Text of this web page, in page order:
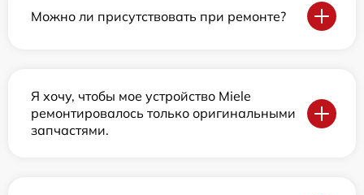
Можно ли присутствовать при ремонте?
Я хочу, чтобы мое устройство Miele
ремонтировалось только оригинальными
запчастями.